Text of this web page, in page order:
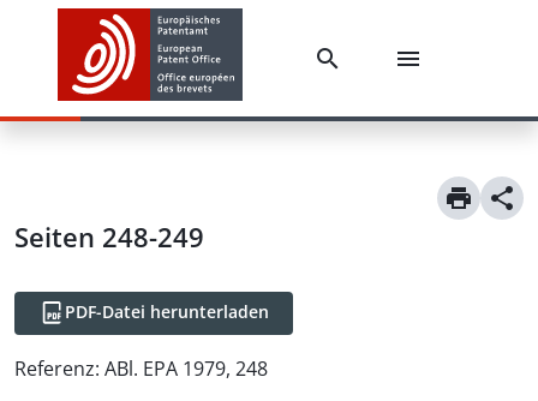
Seiten 248-249
PDF-Datei herunterladen
Referenz: ABl. EPA 1979, 248